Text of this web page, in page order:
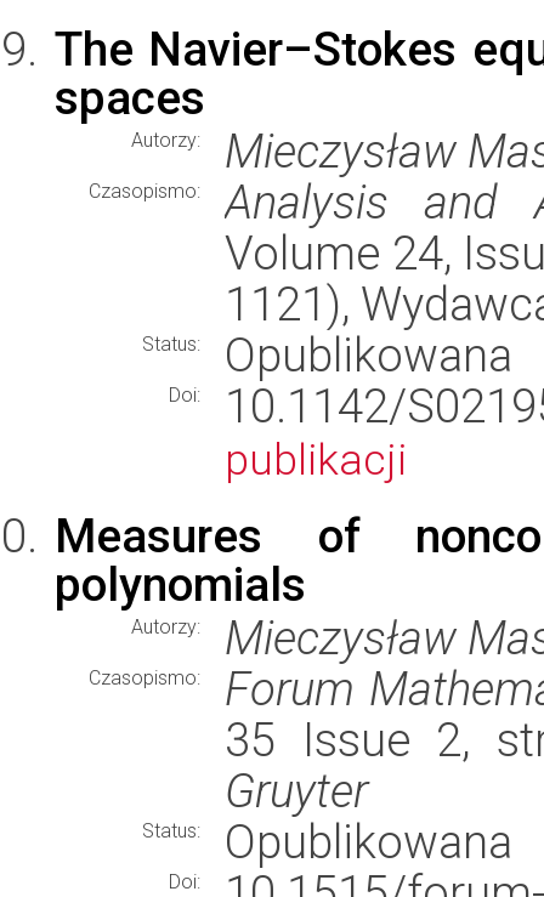
The Navier–Stokes
spaces
Autorzy: Mieczysław
Czasopismo:
Analysis and
Volume 24,
1121),
Status: Opublikowana
Doi: 10.1142/
publikacji
Measures of
polynomials
Autorzy: Mieczysław
Czasopismo:
Forum
35 Issue 2,
Gruyter
Status: Opublikowana
Doi: